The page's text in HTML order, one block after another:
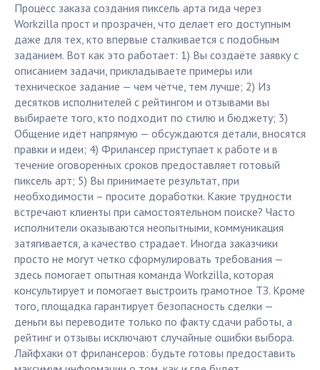
Процесс заказа создания пиксель арта гида через
Workzilla прост и прозрачен, что делает его доступным
даже для тех, кто впервые сталкивается с подобным
заданием. Вот как это работает: 1) Вы создаёте заявку с
описанием задачи, прикладываете примеры или
техническое задание — чем чётче, тем лучше; 2) Из
десятков исполнителей с рейтингом и отзывами вы
выбираете того, кто подходит по стилю и бюджету; 3)
Общение идёт напрямую — обсуждаются детали, вносятся
правки и идеи; 4) Фрилансер приступает к работе и в
течение оговоренных сроков предоставляет готовый
пиксель арт; 5) Вы принимаете результат, при
необходимости – просите доработки. Какие трудности
встречают клиенты при самостоятельном поиске? Часто
исполнители оказываются неопытными, коммуникация
затягивается, а качество страдает. Иногда заказчики
просто не могут четко сформулировать требования —
здесь помогает опытная команда Workzilla, которая
консультирует и помогает выстроить грамотное ТЗ. Кроме
того, площадка гарантирует безопасность сделки —
деньги вы переводите только по факту сдачи работы, а
рейтинг и отзывы исключают случайные ошибки выбора.
Лайфхаки от фрилансеров: будьте готовы предоставить